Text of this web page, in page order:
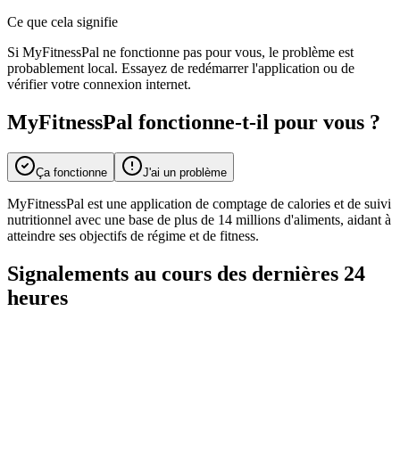
Ce que cela signifie
Si MyFitnessPal ne fonctionne pas pour vous, le problème est
probablement local. Essayez de redémarrer l'application ou de
vérifier votre connexion internet.
MyFitnessPal fonctionne-t-il pour vous ?
Ça fonctionne J'ai un problème
MyFitnessPal est une application de comptage de calories et de suivi
nutritionnel avec une base de plus de 14 millions d'aliments, aidant à
atteindre ses objectifs de régime et de fitness.
Signalements au cours des dernières 24
heures